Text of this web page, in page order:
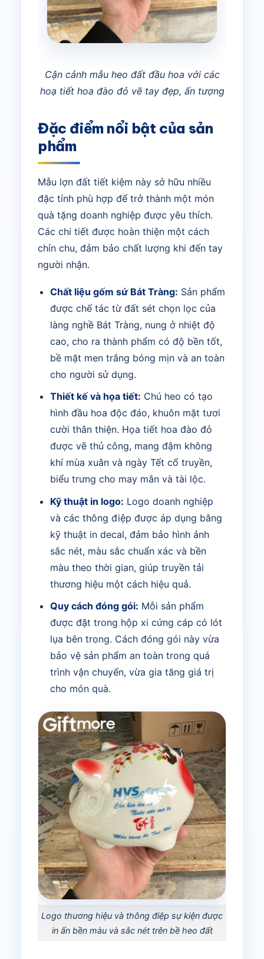
Cận cảnh mẫu heo đất đầu hoa với các
hoạ tiết hoa đào đỏ vẽ tay đẹp, ấn tượng
Đặc điểm nổi bật của sản
phẩm
Mẫu lợn đất tiết kiệm này sở hữu nhiều
đặc tính phù hợp để trở thành một món
quà tặng doanh nghiệp được yêu thích.
Các chi tiết được hoàn thiện một cách
chỉn chu, đảm bảo chất lượng khi đến tay
người nhận.
Chất liệu gốm sứ Bát Tràng: Sản phẩm
được chế tác từ đất sét chọn lọc của
làng nghề Bát Tràng, nung ở nhiệt độ
cao, cho ra thành phẩm có độ bền tốt,
bề mặt men trắng bóng mịn và an toàn
cho người sử dụng.
Thiết kế và họa tiết: Chú heo có tạo
hình đầu hoa độc đáo, khuôn mặt tươi
cười thân thiện. Họa tiết hoa đào đỏ
được vẽ thủ công, mang đậm không
khí mùa xuân và ngày Tết cổ truyền,
biểu trưng cho may mắn và tài lộc.
Kỹ thuật in logo: Logo doanh nghiệp
và các thông điệp được áp dụng bằng
kỹ thuật in decal, đảm bảo hình ảnh
sắc nét, màu sắc chuẩn xác và bền
màu theo thời gian, giúp truyền tải
thương hiệu một cách hiệu quả.
Quy cách đóng gói: Mỗi sản phẩm
được đặt trong hộp xi cứng cáp có lót
lụa bên trong. Cách đóng gói này vừa
bảo vệ sản phẩm an toàn trong quá
trình vận chuyển, vừa gia tăng giá trị
cho món quà.
Logo thương hiệu và thông điệp sự kiện được
in ấn bền màu và sắc nét trên bề heo đất